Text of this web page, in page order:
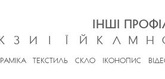
ІНШІ
З И І Ї Й К Л М Н
ТЕКСТИЛЬ СКЛО ІКОНОПИС